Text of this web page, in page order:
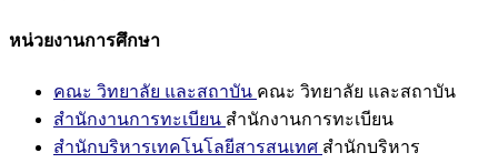
หน่วยงานการศึกษา
คณะ วิทยาลัย และสถาบัน คณะ วิทยาลัย และสถาบัน
สำนักงานการทะเบียน สำนักงานการทะเบียน
สำนักบริหารเทคโนโลยีสารสนเทศ สำนักบริหาร